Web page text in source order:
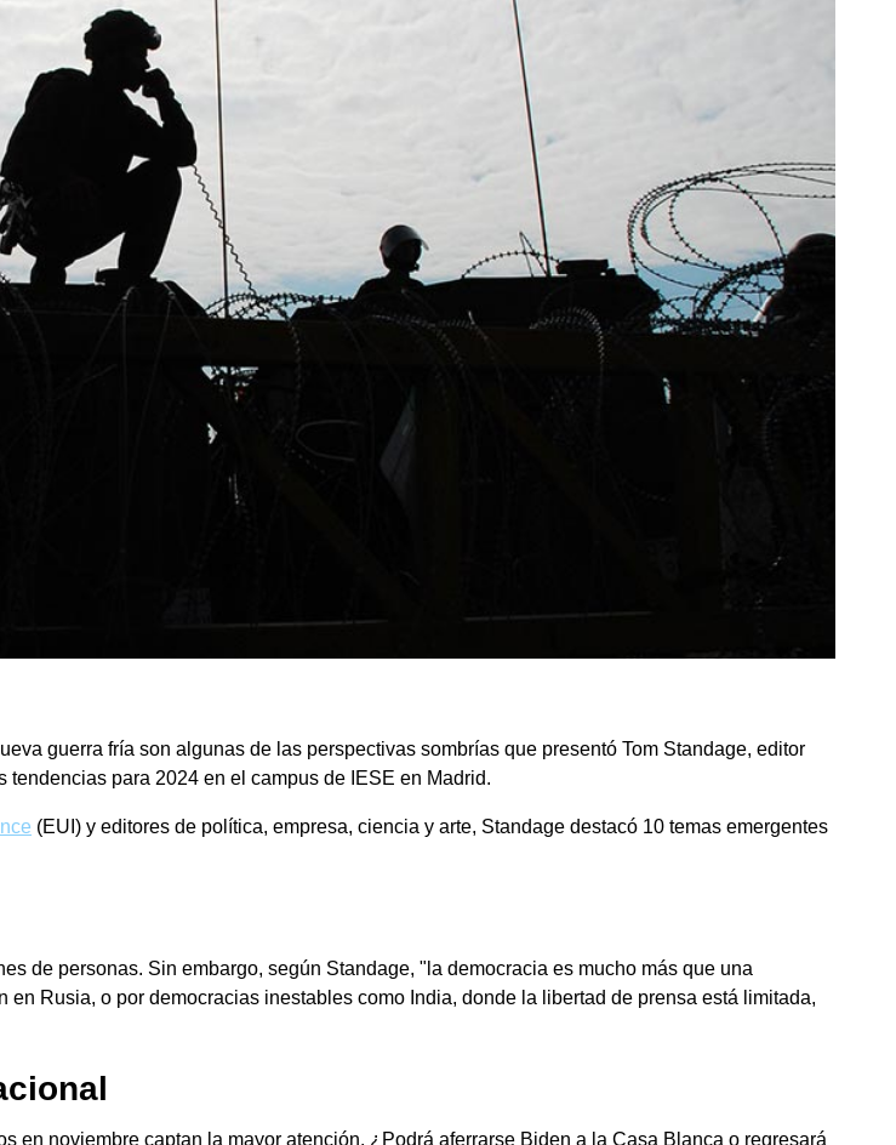
guerra fría son algunas de las perspectivas sombrías que presentó Tom Standage, editor
tendencias para 2024 en el campus de IESE en Madrid.
(EUI) y editores de política, empresa, ciencia y arte, Standage destacó 10 temas emergentes
de personas. Sin embargo, según Standage, "la democracia es mucho más que una
Rusia, o por democracias inestables como India, donde la libertad de prensa está limitada,
en noviembre captan la mayor atención. ¿Podrá aferrarse Biden a la Casa Blanca o regresará